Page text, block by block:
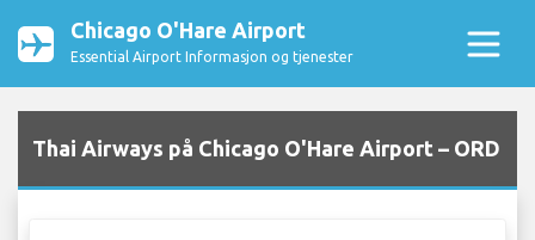
Chicago O'Hare Airport
Essential Airport Informasjon og tjenester
Thai Airways på Chicago O'Hare Airport – ORD